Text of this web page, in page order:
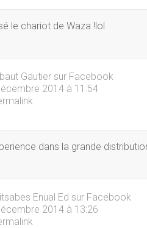
le chariot de Waza !lol
Gautier sur Facebook
2014 à 11:54
dans la grande
Enual Ed sur Facebook
2014 à 13:26